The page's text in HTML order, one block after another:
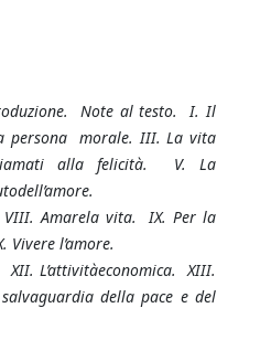
Note al testo.
I. Il
persona morale. III. La vita
alla felicità.
V. La
VIII. Amarela vita.
IX. Per la
Vivere l’amore.
XII. L’attivitàeconomica.
XIII.
della pace e del